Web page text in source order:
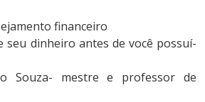
financeiro
seu dinheiro antes de você possuí-
Souza- mestre e professor de